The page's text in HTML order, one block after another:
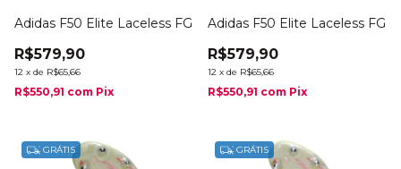
Adidas F50 Elite Laceless FG
R$579,90
12 x de R$65,66
R$550,91 com Pix
Adidas F50 Elite Laceless FG
R$579,90
12 x de R$65,66
R$550,91 com Pix
GRÁTIS GRÁTIS